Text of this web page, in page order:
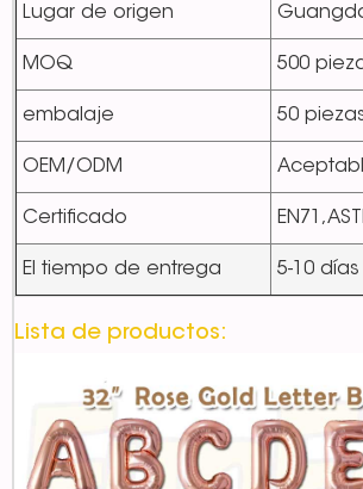
Lugar de origen
MOQ 500
embalaje 50
OEM/ODM
Certificado
El tiempo de entrega 5-10
Lista de productos: